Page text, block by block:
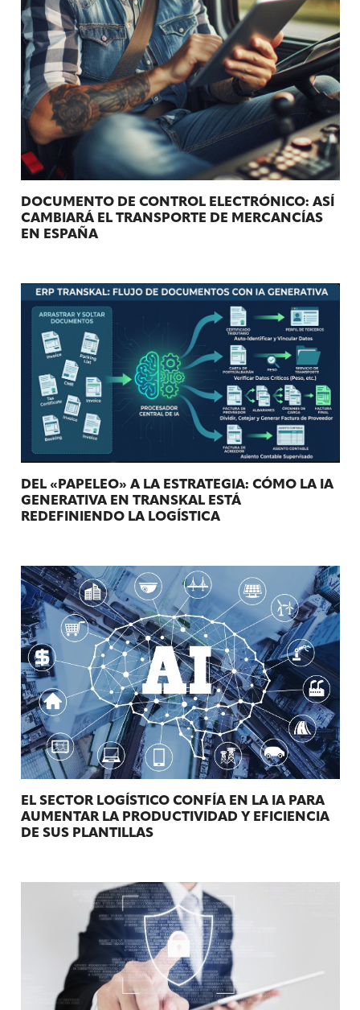
DOCUMENTO DE CONTROL ELECTRÓNICO: ASÍ
CAMBIARÁ EL TRANSPORTE DE MERCANCÍAS
EN ESPAÑA
DEL «PAPELEO» A LA ESTRATEGIA: CÓMO LA IA
GENERATIVA EN TRANSKAL ESTÁ
REDEFINIENDO LA LOGÍSTICA
EL SECTOR LOGÍSTICO CONFÍA EN LA IA PARA
AUMENTAR LA PRODUCTIVIDAD Y EFICIENCIA
DE SUS PLANTILLAS